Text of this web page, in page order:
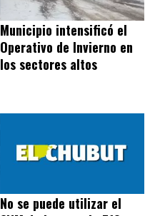
Municipio intensificó el
Operativo de Invierno en
los sectores altos
No se puede utilizar el